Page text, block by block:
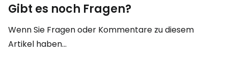
Gibt es noch Fragen?
Wenn Sie Fragen oder Kommentare zu diesem
Artikel haben...